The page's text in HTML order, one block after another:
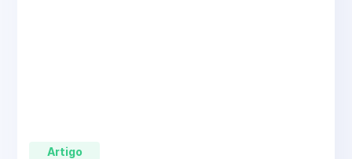
Artigo